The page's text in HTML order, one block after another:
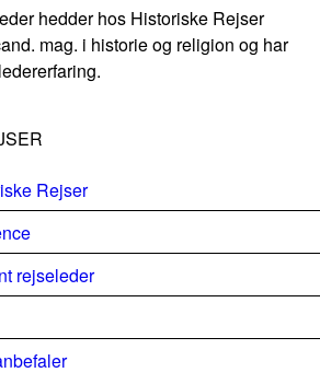
hedder hos Historiske Rejser
mag. i historie og religion og har
Rejser
rejseleder